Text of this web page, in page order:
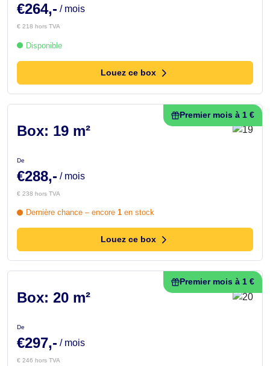
€264,- / mois
€ 218 hors TVA
Disponible
Louez ce box
Premier mois à 1 €
Box: 19 m²
De
€288,- / mois
€ 238 hors TVA
Dernière chance – encore 1 en stock
Louez ce box
Premier mois à 1 €
Box: 20 m²
De
€297,- / mois
€ 246 hors TVA